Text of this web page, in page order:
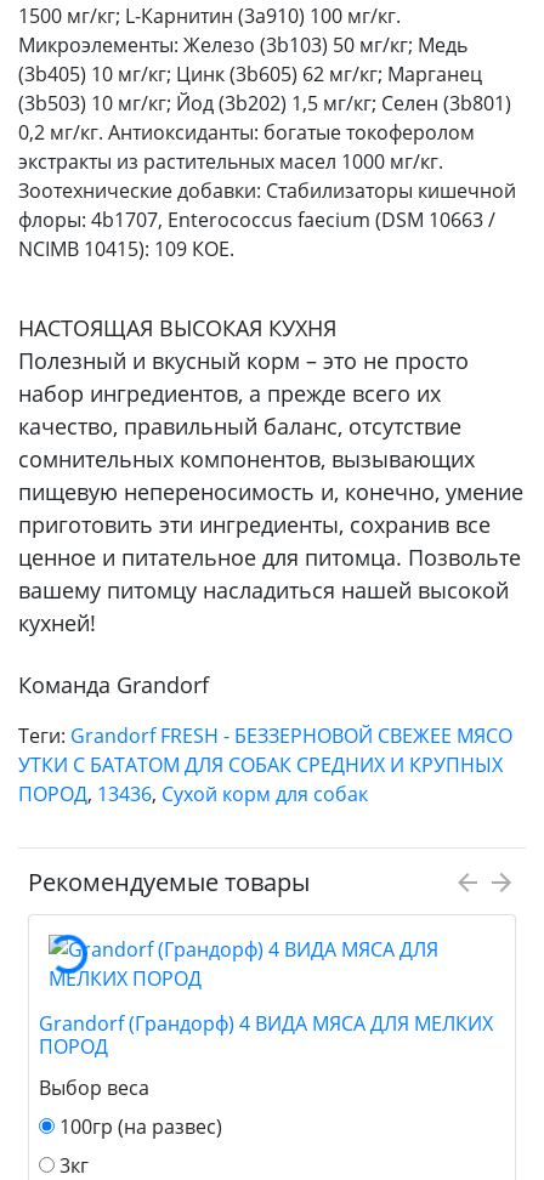
1500 мг/кг; L-Карнитин (3a910) 100 мг/кг.
Микроэлементы: Железо (3b103) 50 мг/кг; Медь
(3b405) 10 мг/кг; Цинк (3b605) 62 мг/кг; Марганец
(3b503) 10 мг/кг; Йод (3b202) 1,5 мг/кг; Селен (3b801)
0,2 мг/кг. Антиоксиданты: богатые токоферолом
экстракты из растительных масел 1000 мг/кг.
Зоотехнические добавки: Стабилизаторы кишечной
флоры: 4b1707, Enterococcus faecium (DSM 10663 /
NCIMB 10415): 109 КОЕ.
НАСТОЯЩАЯ ВЫСОКАЯ КУХНЯ
Полезный и вкусный корм – это не просто
набор ингредиентов, а прежде всего их
качество, правильный баланс, отсутствие
сомнительных компонентов, вызывающих
пищевую непереносимость и, конечно, умение
приготовить эти ингредиенты, сохранив все
ценное и питательное для питомца. Позвольте
вашему питомцу насладиться нашей высокой
кухней!
Команда Grandorf
Теги: Grandorf FRESH - БЕЗЗЕРНОВОЙ СВЕЖЕЕ МЯСО
УТКИ С БАТАТОМ ДЛЯ СОБАК СРЕДНИХ И КРУПНЫХ
ПОРОД, 13436, Сухой корм для собак
Рекомендуемые товары
Grandorf (Грандорф) 4 ВИДА МЯСА ДЛЯ МЕЛКИХ
ПОРОД
Выбор веса
100гр (на развес)
3кг